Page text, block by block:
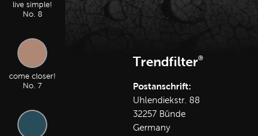
live simple!
No. 8
come closer!
No. 7
TrendfilterⓇ
Postanschrift:
Uhlendiekstr. 88
32257 Bünde
Germany